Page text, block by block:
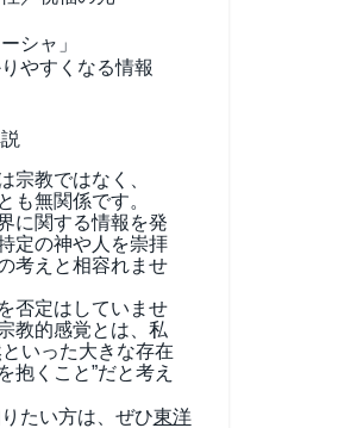
シャ」
やすくなる情報
宗教ではなく、
も無関係です。
に関する情報を発
定の神や人を崇拝
考えと相容れませ
否定はしていませ
教的感覚とは、私
いった大きな存在
抱くこと”だと考え
たい方は、ぜひ東洋